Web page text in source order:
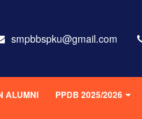
smpbbspku@gmail.com
ALUMNI PPDB 2025/2026